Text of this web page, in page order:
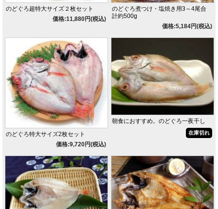
のどぐろ超特大サイズ２枚セット
価格:11,880円(税込)
のどぐろ煮つけ・塩焼き用3～4尾合
計約500g
価格:5,184円(税込)
のどぐろ特大サイズ2枚セット
価格:9,720円(税込)
朝食におすすめ。のどぐろ一夜干し
在庫切れ